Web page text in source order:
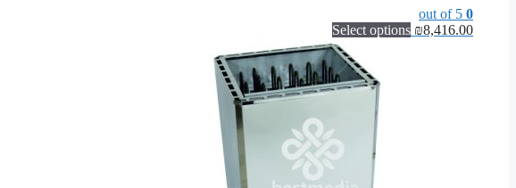
0
₪8,416.00
Select options